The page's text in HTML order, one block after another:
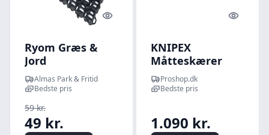
Quick look
Ryom Græs &
Jord
Armeringsnet
57.5 x 38 cm
Almas Park & Fritid
Bedste pris
59 kr.
49 kr.
Quick
KNIPEX
Måtteskærer
Proshop.dk
Bedste pris
1.090 kr.